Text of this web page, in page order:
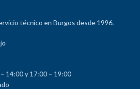
técnico en Burgos desde 1996.
14:00 y 17:00 – 19:00